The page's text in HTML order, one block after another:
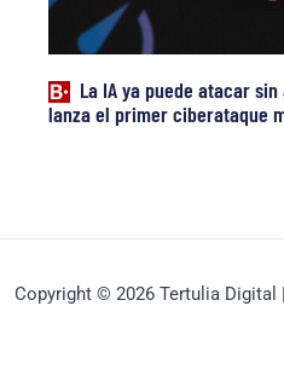
La IA ya puede atacar
lanza el primer ciberataque
Copyright © 2026 Tertulia Digital